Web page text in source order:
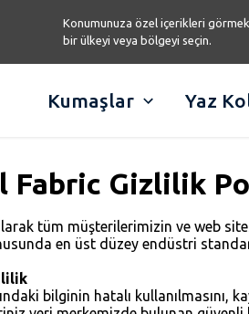
Konumunuza özel içerikleri
bir ülkeyi veya bölgeyi seçin.
Kumaşlar Yaz
Fabric Gizlilik
tüm müşterilerimizin ve web
en üst düzey endüstri
bilginin hatalı kullanılmasını,